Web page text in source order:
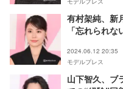
有村架純、新
「忘れられ
2024.06.12 20:35
モデルプレス
山下智久、ブ